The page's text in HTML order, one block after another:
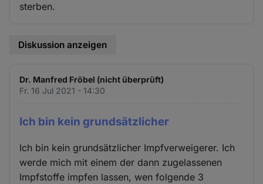
sterben.
Diskussion anzeigen
Dr. Manfred Fröbel (nicht überprüft)
Fr. 16 Jul 2021 - 14:30
Ich bin kein grundsätzlicher
Ich bin kein grundsätzlicher Impfverweigerer. Ich
werde mich mit einem der dann zugelassenen
Impfstoffe impfen lassen, wen folgende 3